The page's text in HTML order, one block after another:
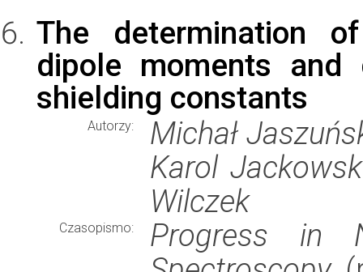
The determination
dipole moments and
shielding constants
Autorzy:
Michał
Karol
Wilczek
Czasopismo:
Progress in